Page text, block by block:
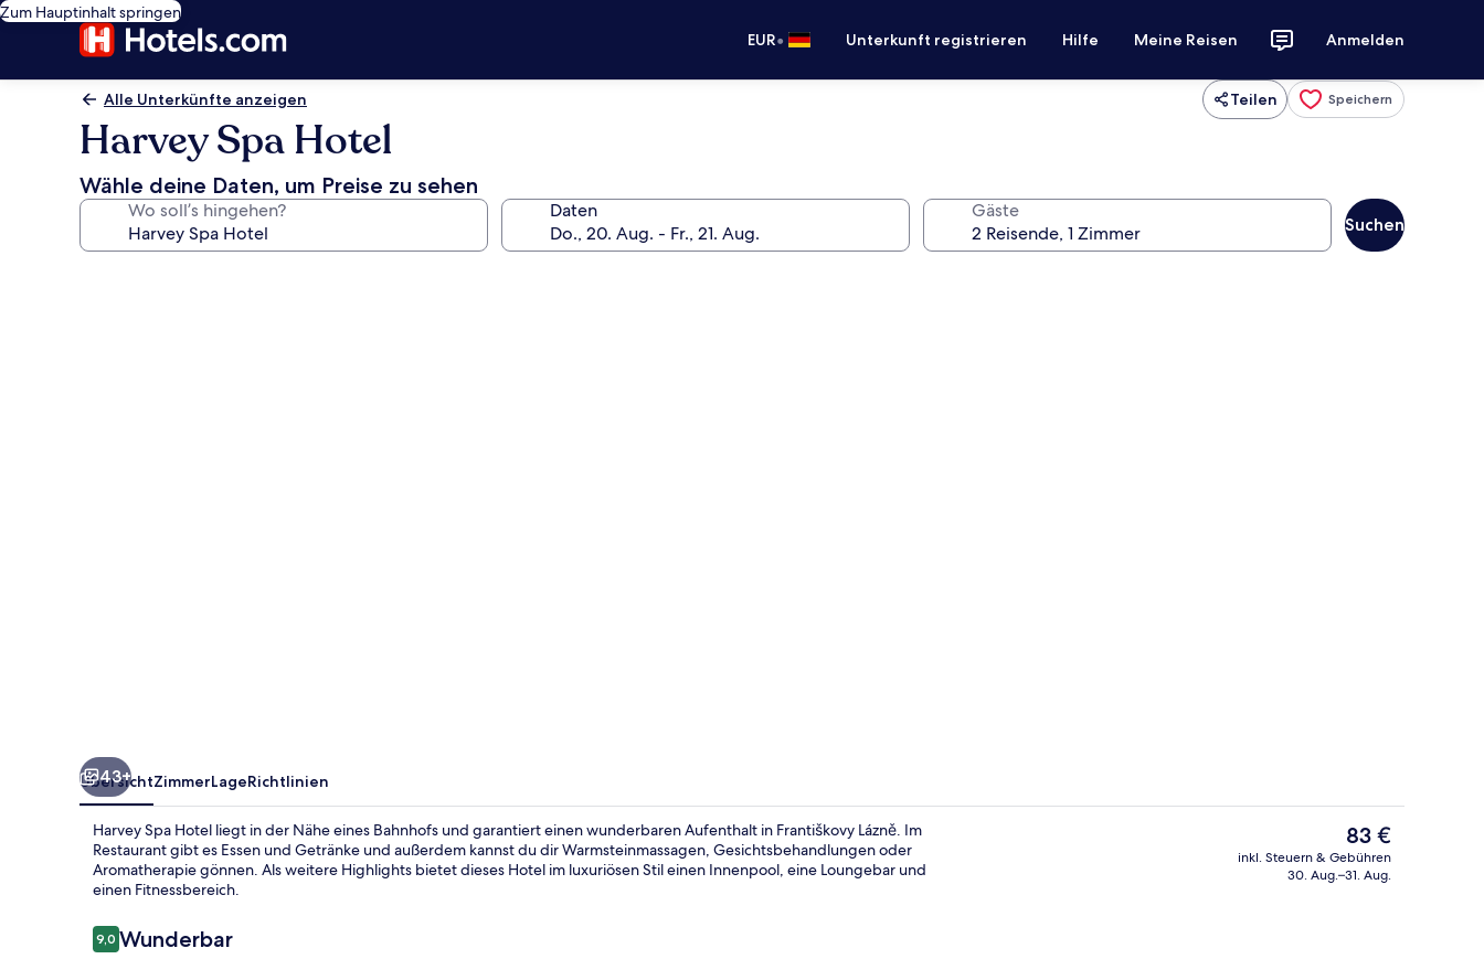
Zum Hauptinhalt springen
EUR• Unterkunft registrieren Hilfe Meine Reisen Anmelden
Alle Unterkünfte anzeigen Teilen Speichern
Harvey Spa Hotel
Wähle deine Daten, um Preise zu sehen
Wo soll’s hingehen? Daten Gäste
Suchen
43+
ÜbersichtZimmerLageRichtlinien
Harvey Spa Hotel liegt in der Nähe eines Bahnhofs und garantiert einen wunderbaren Aufenthalt in Františkovy Lázně. Im
Restaurant gibt es Essen und Getränke und außerdem kannst du dir Warmsteinmassagen, Gesichtsbehandlungen oder
Aromatherapie gönnen. Als weitere Highlights bietet dieses Hotel im luxuriösen Stil einen Innenpool, eine Loungebar und
einen Fitnessbereich.
Bewertungen
9,09,0 von 10.
Wunderbar
Der
aktuelle
Preis
83 €
inkl. Steuern & Gebühren
30. Aug.–31. Aug.